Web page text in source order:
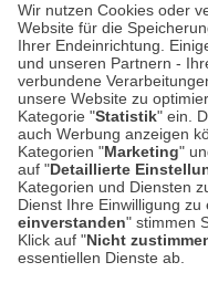
Wir nutzen Cookies oder
Website für die
Ihrer Endeinrichtung.
und unseren Partnern -
verbundene
unsere Website zu
Kategorie "Statistik" ein.
auch Werbung anzeigen
Kategorien "Marketing"
auf "Detaillierte
Kategorien und Diensten
Dienst Ihre Einwilligung
einverstanden" stimmen
Klick auf "Nicht
essentiellen Dienste ab.
Unser
Auf
Montag bis
Hier